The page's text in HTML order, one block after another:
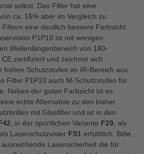
selbst. Das Filter hat eine
ca. 16% aber im Vergleich zu
eine deutlich bessere Farbsicht.
P1P10 ist mit wenigen
Wellenlängenbereich von 180-
zertifiziert und zeichnet sich
hohen Schutzstufen im IR-Bereich aus.
Filter P1P10 auch M-Schutzstufen für
Neben der guten Farbsicht ist es
echte Alternative zu den bisher
mit Glasfilter und ist in den
, in der sportlichen Variante F29 , als
Laserschutzvisier FS1 erhältlich. Bitte
Lasersicherheit die für